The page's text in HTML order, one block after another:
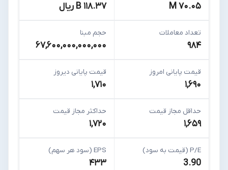
۷۰.۰۵ M ۱۱۸.۳۷ B ریال
تعداد معاملات
۹۸۴
حجم مبنا
۶۷,۶۰۰,۰۰۰,۰۰۰,۰۰۰
قیمت پایانی امروز
۱,۶۹۰
قیمت پایانی دیروز
۱,۷۱۰
حداقل مجاز قیمت
۱,۶۵۹
حداکثر مجاز قیمت
۱,۷۲۰
P/E (قیمت به سود)
3.90
EPS (سود هر سهم)
۴۳۳